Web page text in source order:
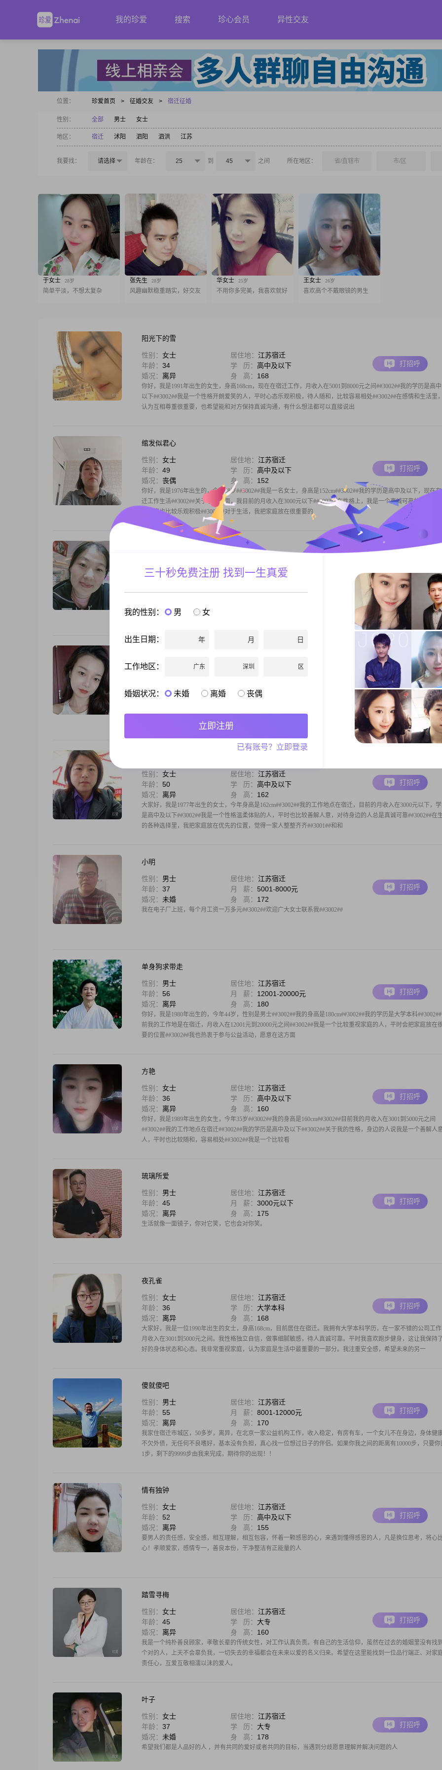
我的珍爱 搜索 珍心会员 异性交友
位置： 珍爱首页 > 征婚交友 > 宿迁征婚
性别： 全部 男士 女士
地区： 宿迁 沭阳 泗阳 泗洪 江苏
我要找： 请选择 年龄在： 25 到 45 之间 所在地区： 省/直辖市 市/区
于女士 28岁
简单平淡，不想太复杂
张先生 28岁
风趣幽默稳重踏实，好交友
华女士 25岁
不用你多完美，我喜欢就好
王女士 26岁
喜欢高个不戴眼镜的男生
阳光下的雪
性别： 女士 居住地： 江苏宿迁
年龄： 34 学 历： 高中及以下
婚况： 离异 身 高： 168
你好，我是1991年出生的女生，身高168cm，现在在宿迁工作，月收入在5001到8000元之间##3002##我的学历是高
以下##3002##我是一个性格开朗爱笑的人，平时心态乐观积极，待人随和，比较容易相处##3002##在感情和生活里
认为互相尊重很重要，也希望能和对方保持真诚沟通，有什么想法都可以直接说出
打招呼
绾发似君心
性别： 女士 居住地： 江苏宿迁
年龄： 49 学 历： 高中及以下
婚况： 丧偶 身 高： 152
你好，我是1976年出生的，今年48岁##3002##我是一名女士，身高是152cm##3002##我的学历是高中及以下，现在
迁工作生活##3002##关于收入方面，我目前的月收入在3000元以下##3002##在性格上，我是一个真诚可靠的人，平
活态度也比较乐观积极##3002##对于生活，我把家庭放在很重要的
打招呼
年龄：40 学 历：高中及以下
你好，我是1985年出生的，今年39岁##3002##我是女性，身高163cm##3002##现在我的月收入在5000到6000元这个区
间，工作在宿迁##3002##我的学历是高中及以下##3002##关于我的性格，平时大家会觉得我温柔体贴，也比较善解
##3002##我这个人心态是乐观积极的，一直以来都热爱生活，觉
打招呼
性别： 居住地：
婚况：
离异 身 高：162
你好，我是1985年出生的女士，身高160cm##3002##目前我的工作地在济宁，学历是中专##3002##在生活中，我喜
致生活##3002##我会关注生活中的各类细节，让日常所处的环境保持整洁与舒适##3002##我也追求事业成就，会在
的工作中投入精力，朝着目标去努力##3002##同时我注重健康管理，会留
打招呼
性别： 女士 居住地： 江苏宿迁
年龄： 50 学 历： 高中及以下
婚况： 离异 身 高： 162
大家好，我是1977年出生的女士，今年身高是162cm##3002##我的工作地点在宿迁，目前的月收入在3000元以下，
是高中及以下##3002##我是一个性格温柔体贴的人，平时也比较善解人意，对待身边的人总是真诚可靠##3002##在
的各种选择里，我把家庭放在优先的位置，觉得一家人整整齐齐##3001##和和
打招呼
小明
性别： 男士 居住地： 江苏宿迁
年龄： 37 月 薪： 5001-8000元
婚况： 未婚 身 高： 172
我在电子厂上班，每个月工资一万多元##3002##欢迎广大女士联系我##3002##
打招呼
单身狗求带走
性别： 男士 居住地： 江苏宿迁
年龄： 56 月 薪： 12001-20000元
婚况： 离异 身 高： 180
你好，我是1980年出生的，今年44岁，性别是男士##3002##我的身高是180cm##3002##我的学历是大学本科
前我的工作地是在宿迁，月收入在12001元到20000元之间##3002##我是一个比较重视家庭的人，平时会把家庭放在
要的位置##3002##我也热衷于参与公益活动，愿意在这方面
打招呼
方艳
性别： 女士 居住地： 江苏宿迁
年龄： 36 学 历： 高中及以下
婚况： 离异 身 高： 160
你好，我是1989年出生的女生，今年35岁##3002##我的身高是160cm##3002##目前我的月收入在3001到5000元之间
##3002##我的工作地点在宿迁##3002##我的学历是高中及以下##3002##关于我的性格，身边的人说我是一个善解人
人，平时也比较随和，容易相处##3002##我是一个比较看
打招呼
琉璃所爱
性别： 男士 居住地： 江苏宿迁
年龄： 45 月 薪： 3000元以下
婚况： 离异 身 高： 175
生活就像一面镜子，你对它笑，它也会对你笑。
打招呼
夜孔雀
性别： 女士 居住地： 江苏宿迁
年龄： 36 学 历： 大学本科
婚况： 离异 身 高： 168
大家好，我是一位1990年出生的女士，身高168cm，目前居住在宿迁。我拥有大学本科学历，在一家不错的公司工
月收入在3001到5000元之间。我性格独立自信，做事细腻敏感，待人真诚可靠。平时我喜欢跑步健身，这让我保持
好的身体状态和心态。我非常重视家庭，认为家庭是生活中最重要的一部分。我注重安全感，希望未来的另一
打招呼
傻就傻吧
性别： 男士 居住地： 江苏宿迁
年龄： 55 月 薪： 8001-12000元
婚况： 离异 身 高： 170
我家住宿迁市城区，50多岁，离异，在北京一家公益机构工作，收入稳定，有房有车，一个女儿不在身边，身体健
不欠外债，无任何不良嗜好，基本没有负担，真心找一位想过日子的伴侣。如果你我之间的距离有10000步，只要你
1步，剩下的9999步由我来完成，期待你的出现！！
打招呼
情有独钟
性别： 女士 居住地： 江苏宿迁
年龄： 52 学 历： 高中及以下
婚况： 离异 身 高： 155
要男人的责任感，安全感，相互理解，相互包容，怀着一颗感恩的心，来遇到懂得感恩的人，凡是换位思考，将心
心！孝顺爱家，感情专一，善良本份，干净整洁有正能量的人
打招呼
踏雪寻梅
性别： 女士 居住地： 江苏宿迁
年龄： 45 学 历： 大专
婚况： 离异 身 高： 160
我是一个纯朴善良顾家，孝敬长辈的传统女性，对工作认真负责。有自己的生活信仰，虽然在过去的婚姻里没有找
个对的人，上天不会辜负我，一切失去的幸福都会在未来以爱的名义归来。希望在这里能找到一位品行端正、对家
责任心，互爱互敬相濡以沫的爱人。
打招呼
叶子
性别： 女士 居住地： 江苏宿迁
年龄： 37 学 历： 大专
婚况： 未婚 身 高： 178
希望我们都是人品好的人 ，并有共同的爱好或者共同的目标，当遇到分歧愿意理解并解决问题的人
打招呼
三十秒免费注册 找到一生真爱
我的性别： 男 女
出生日期： 年 月 日
工作地区： 广东 深圳 区
婚姻状况： 未婚 离婚 丧偶
立即注册
已有账号？立即登录